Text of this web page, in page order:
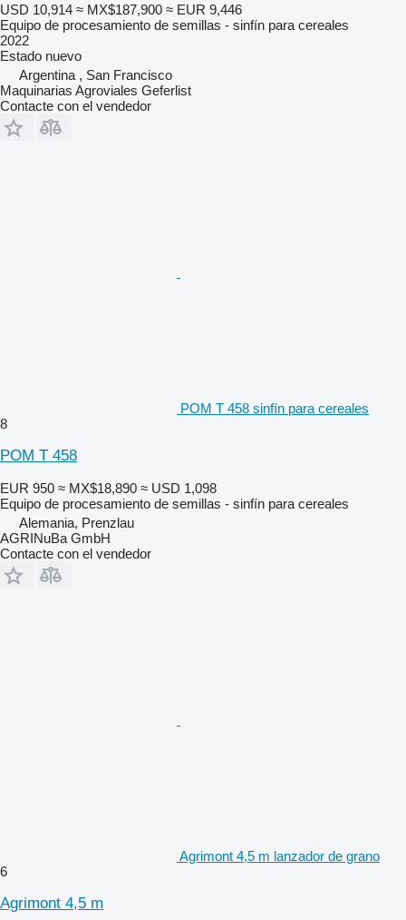
USD 10,914 ≈ MX$187,900 ≈ EUR 9,446
Equipo de procesamiento de semillas - sinfín para cereales
2022
Estado nuevo
Argentina , San Francisco
Maquinarias Agroviales Geferlist
Contacte con el vendedor
POM T 458 sinfín para cereales
8
POM T 458
EUR 950 ≈ MX$18,890 ≈ USD 1,098
Equipo de procesamiento de semillas - sinfín para cereales
Alemania, Prenzlau
AGRINuBa GmbH
Contacte con el vendedor
Agrimont 4,5 m lanzador de grano
6
Agrimont 4,5 m